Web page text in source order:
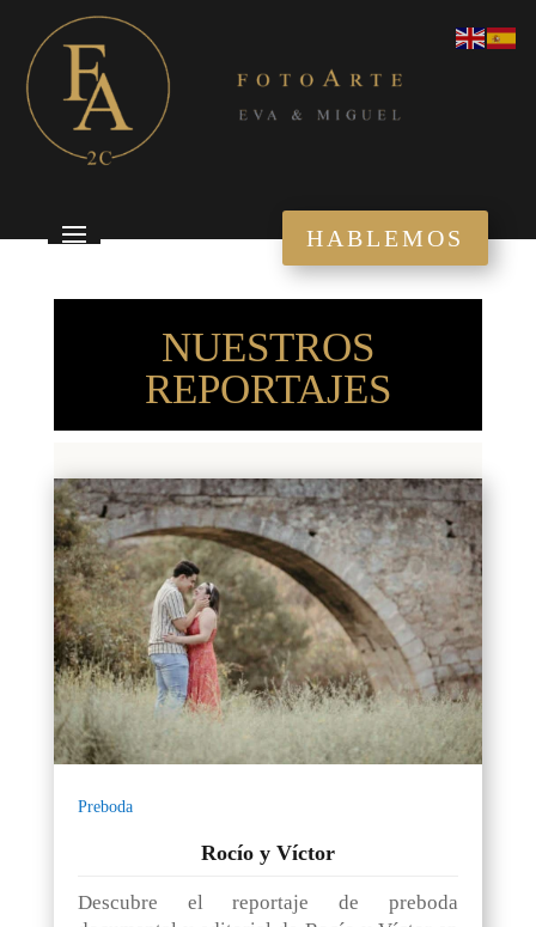
HABLEMOS
NUESTROS
REPORTAJES
Preboda
Rocío y Víctor
Descubre el reportaje de preboda